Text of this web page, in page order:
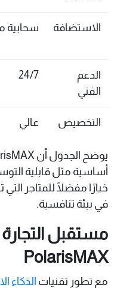
الاستضافة سحابية
الدعم
الفني
24/7
التخصيص عالي
أساسية مثل قابلية
خيارًا مفضلًا للمتاجر
في بيئة تنافسية.
مستقبل التجارة
PolarisMAX
مع تطور تقنيات الذكاء